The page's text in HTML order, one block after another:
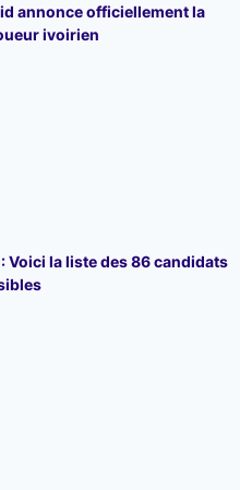
annonce officiellement la
ivoirien
Voici la liste des 86 candidats